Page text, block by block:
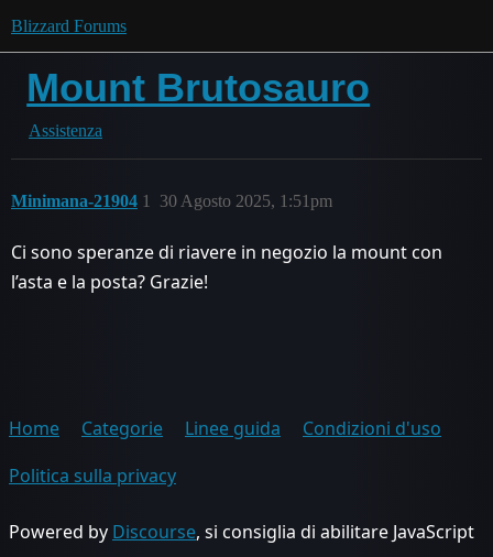
Blizzard Forums
Mount Brutosauro
Assistenza
Minimana-21904 30 Agosto 2025, 1:51pm
1
Ci sono speranze di riavere in negozio la mount con
l’asta e la posta? Grazie!
Home Categorie Linee guida
Condizioni d'uso
Politica sulla privacy
Powered by Discourse, si consiglia di abilitare JavaScript